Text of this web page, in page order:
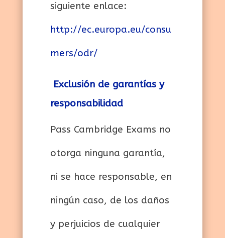
siguiente enlace:
http://ec.europa.eu/consu
mers/odr/
Exclusión de garantías y
responsabilidad
Pass Cambridge Exams no
otorga ninguna garantía,
ni se hace responsable, en
ningún caso, de los daños
y perjuicios de cualquier